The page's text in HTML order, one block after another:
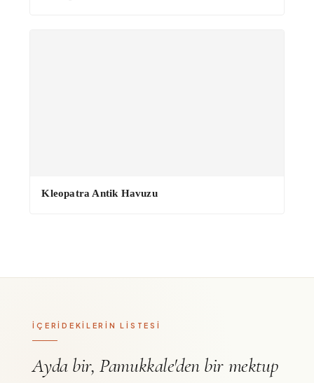
Kleopatra Antik Havuzu
İÇERİDEKİLERİN LİSTESİ
Ayda bir, Pamukkale'den bir mektup